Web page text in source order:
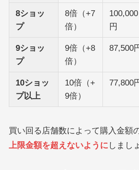
8ショッ
プ
8倍（+7
倍）
100,000
円
9ショッ
プ
9倍（+8
倍）
87,500
10ショッ
プ以上
10倍（+
9倍）
77,800
買い回る店舗数によって購入金額
上限金額を超えないように しまし